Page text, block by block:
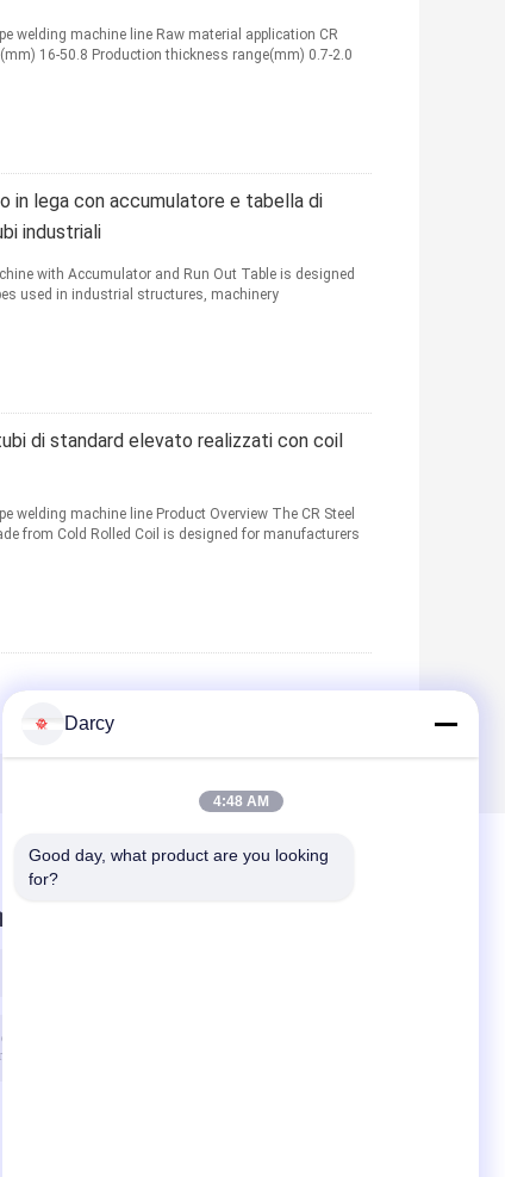
welding machine line Raw material application CR
16-50.8 Production thickness range(mm) 0.7-2.0
in lega con accumulatore e tabella di
industriali
with Accumulator and Run Out Table is designed
used in industrial structures, machinery
di standard elevato realizzati con coil
welding machine line Product Overview The CR Steel
from Cold Rolled Coil is designed for manufacturers
messaggio
Darcy
4:48 AM
Good day, what product are you looking
for?